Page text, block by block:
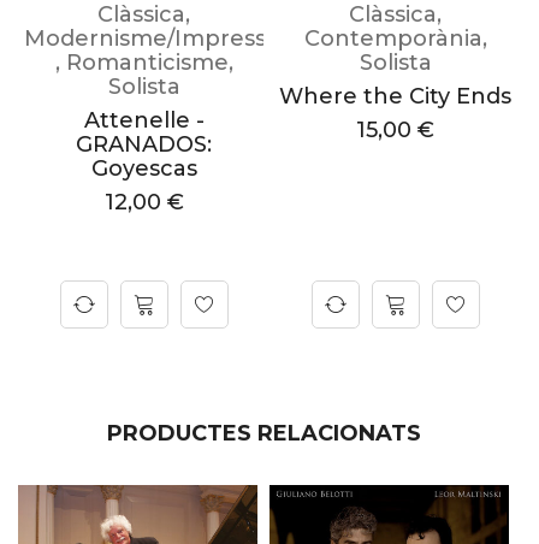
Clàssica,
Modernisme/Impressionisme
, Romanticisme,
Solista
Attenelle -
GRANADOS:
Goyescas
12,00 €
Clàssica,
Contemporània,
Solista
Where the City Ends
15,00 €
PRODUCTES RELACIONATS